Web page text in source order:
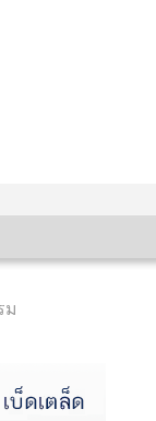
ม